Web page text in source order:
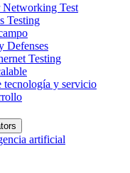
Test
Testing
Defenses
Testing
tecnología y servicio
artificial